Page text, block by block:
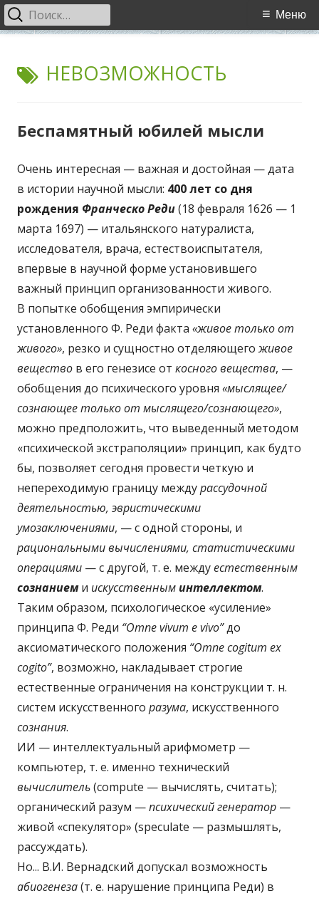
содержимому
Взаимодействие
Основное
Меню
Найти:
МЕТКА:
НЕВОЗМОЖНОСТЬ
Беспамятный юбилей мысли
Очень интересная — важная и достойная — дата
в истории научной мысли: 400 лет со дня
рождения Франческо Реди(18 февраля 1626 — 1
марта 1697) — итальянского натуралиста,
исследователя, врача, естествоиспытателя,
впервые в научной форме установившего
важный принцип организованности живого.
В попытке обобщения эмпирически
установленного Ф. Реди факта «живое только от
живого», резко и сущностно отделяющегоживое
вещество в его генезисе от косного вещества, —
обобщения до психического уровня «мыслящее/
сознающее только от мыслящего/сознающего»,
можно предположить, что выведенный методом
«психической экстраполяции» принцип, как будто
бы, позволяет сегодня провести четкую и
непереходимую границу междурассудочной
деятельностью, эвристическими
умозаключениями, — с одной стороны, и
рациональными вычислениями, статистическими
операциями — с другой, т. е. междуестественным
сознаниеми искусственным интеллектом.
Таким образом, психологическое «усиление»
принципа Ф. Реди “Omne vivum e vivo”до
аксиоматического положения “Omnecogitum ex
cogito”, возможно, накладывает строгие
естественные ограничения на конструкции т. н.
систем искусственного разума, искусственного
сознания.
ИИ — интеллектуальный арифмометр —
компьютер, т. е. именно технический
вычислитель(compute — вычислять, считать);
органический разум —психический генератор —
живой «спекулятор» (speculate — размышлять,
рассуждать).
Но... В.И. Вернадский допускал возможность
абиогенеза(т. е. нарушение принципа Реди) в